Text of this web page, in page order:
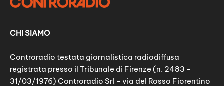
CHI SIAMO
Controradio testata giornalistica radiodiffusa
registrata presso il Tribunale di Firenze (n. 2483 -
31/03/1976) Controradio Srl - via del Rosso Fiorentino